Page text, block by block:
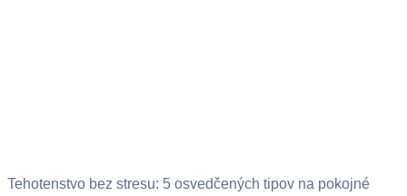
Tehotenstvo bez stresu: 5 osvedčených tipov na pokojné